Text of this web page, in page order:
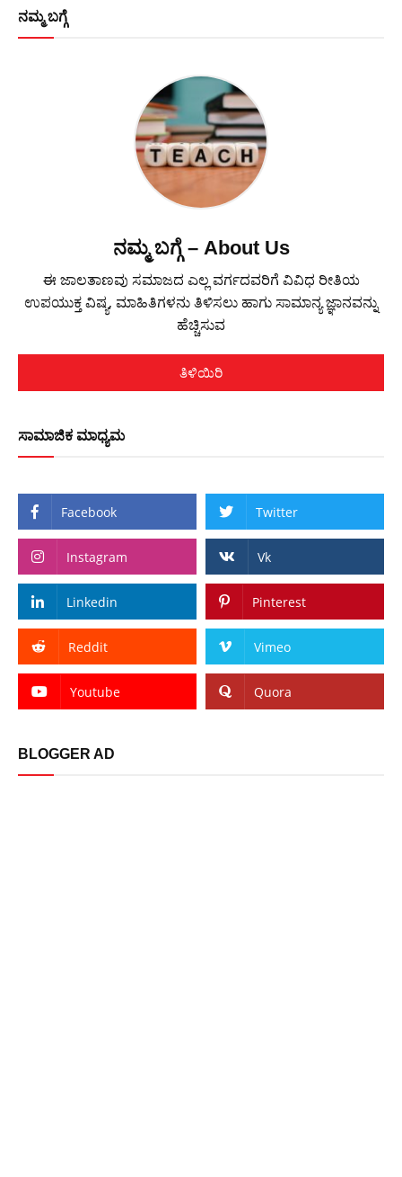
ನಮ್ಮ ಬಗ್ಗೆ
ನಮ್ಮ ಬಗ್ಗೆ – About Us
ಈ ಜಾಲತಾಣವು ಸಮಾಜದ ಎಲ್ಲ ವರ್ಗದವರಿಗೆ ವಿವಿಧ ರೀತಿಯ
ಉಪಯುಕ್ತ ವಿಷ್ಯ, ಮಾಹಿತಿಗಳನು ತಿಳಿಸಲು ಹಾಗು ಸಾಮಾನ್ಯ ಜ್ಞಾನವನ್ನು
ಹೆಚ್ಚಿಸುವ
ತಿಳಿಯಿರಿ
ಸಾಮಾಜಿಕ ಮಾಧ್ಯಮ
Facebook Twitter
Instagram Vk
Linkedin Pinterest
Reddit Vimeo
Youtube Quora
BLOGGER AD